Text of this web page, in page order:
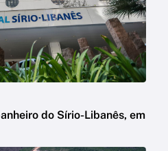
do Sírio-Libanês, em